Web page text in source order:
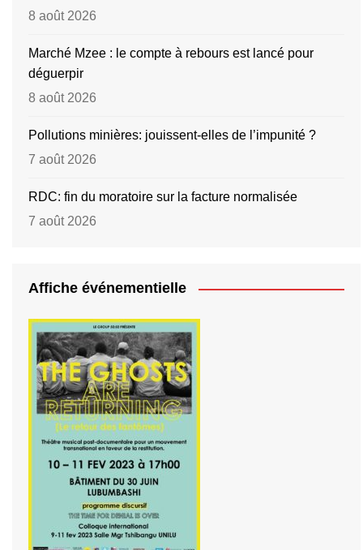
8 août 2026
Marché Mzee : le compte à rebours est lancé pour
déguerpir
8 août 2026
Pollutions minières: jouissent-elles de l’impunité ?
7 août 2026
RDC: fin du moratoire sur la facture normalisée
7 août 2026
Affiche événementielle